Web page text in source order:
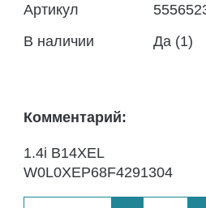
Артикул
В наличии
Да (1)
Комментарий:
1.4i B14XEL
W0L0XEP68F4291304